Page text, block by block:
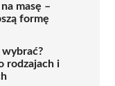
masę –
formę
rodzajach i